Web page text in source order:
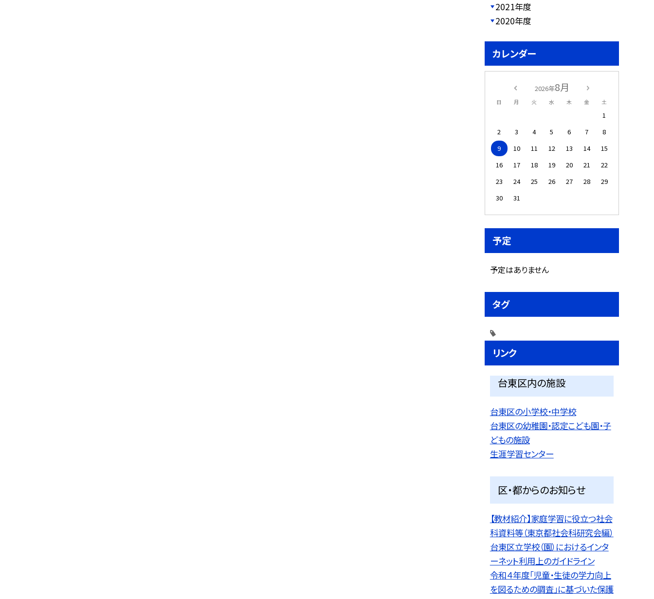
2021年度
2020年度
カレンダー
2026年8月
日 月 火 水 木 金 土
1
2
3 4 5 6 7
8
9
10 11 12 13 14
15
16
17 18 19 20 21
22
23
24 25 26 27 28
29
30
31
予定
予定はありません
タグ
リンク
台東区内の施設
台東区の小学校・中学校
台東区の幼稚園・認定こども園・子
どもの施設
生涯学習センター
区・都からのお知らせ
【教材紹介】家庭学習に役立つ社会
科資料等（東京都社会科研究会編）
台東区立学校（園）におけるインタ
ーネット利用上のガイドライン
令和４年度「児童・生徒の学力向上
を図るための調査」に基づいた保護